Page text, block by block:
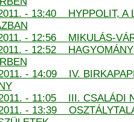
- 13:40 HYPPOLIT, A
- 12:56 MIKULÁS-
- 12:52
- 14:09 IV.
- 11:05 III. CSALÁDI
- 13:39